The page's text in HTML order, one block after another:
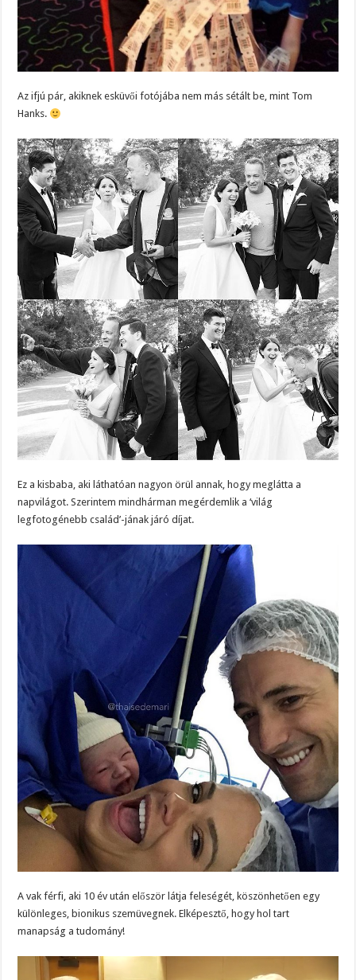
Az ifjú pár, akiknek esküvői fotójába nem más sétált be, mint Tom
Hanks.
Ez a kisbaba, aki láthatóan nagyon örül annak, hogy meglátta a
napvilágot. Szerintem mindhárman megérdemlik a ‘világ
legfotogénebb család’-jának járó díjat.
A vak férfi, aki 10 év után először látja feleségét, köszönhetően egy
különleges, bionikus szemüvegnek. Elképesztő, hogy hol tart
manapság a tudomány!